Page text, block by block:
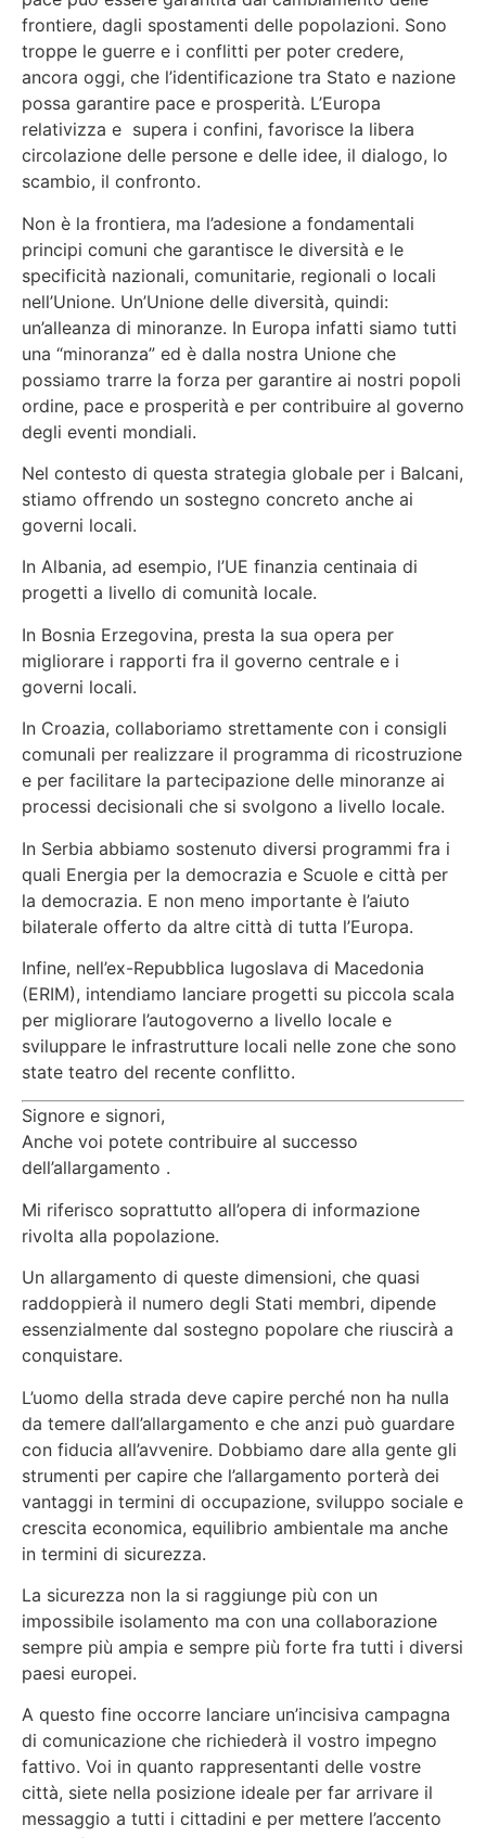
frontiere, dagli spostamenti delle popolazioni. Sono
troppe le guerre e i conflitti per poter credere,
ancora oggi, che l’identificazione tra Stato e nazione
possa garantire pace e prosperità. L’Europa
relativizza e supera i confini, favorisce la libera
circolazione delle persone e delle idee, il dialogo, lo
scambio, il confronto.
Non è la frontiera, ma l’adesione a fondamentali
principi comuni che garantisce le diversità e le
specificità nazionali, comunitarie, regionali o locali
nell’Unione. Un’Unione delle diversità, quindi:
un’alleanza di minoranze. In Europa infatti siamo tutti
una “minoranza” ed è dalla nostra Unione che
possiamo trarre la forza per garantire ai nostri popoli
ordine, pace e prosperità e per contribuire al governo
degli eventi mondiali.
Nel contesto di questa strategia globale per i Balcani,
stiamo offrendo un sostegno concreto anche ai
governi locali.
In Albania, ad esempio, l’UE finanzia centinaia di
progetti a livello di comunità locale.
In Bosnia Erzegovina, presta la sua opera per
migliorare i rapporti fra il governo centrale e i
governi locali.
In Croazia, collaboriamo strettamente con i consigli
comunali per realizzare il programma di ricostruzione
e per facilitare la partecipazione delle minoranze ai
processi decisionali che si svolgono a livello locale.
In Serbia abbiamo sostenuto diversi programmi fra i
quali Energia per la democrazia e Scuole e città per
la democrazia. E non meno importante è l’aiuto
bilaterale offerto da altre città di tutta l’Europa.
Infine, nell’ex-Repubblica Iugoslava di Macedonia
(ERIM), intendiamo lanciare progetti su piccola scala
per migliorare l’autogoverno a livello locale e
sviluppare le infrastrutture locali nelle zone che sono
state teatro del recente conflitto.
Signore e signori,
Anche voi potete contribuire al successo
dell’allargamento .
Mi riferisco soprattutto all’opera di informazione
rivolta alla popolazione.
Un allargamento di queste dimensioni, che quasi
raddoppierà il numero degli Stati membri, dipende
essenzialmente dal sostegno popolare che riuscirà a
conquistare.
L’uomo della strada deve capire perché non ha nulla
da temere dall’allargamento e che anzi può guardare
con fiducia all’avvenire. Dobbiamo dare alla gente gli
strumenti per capire che l’allargamento porterà dei
vantaggi in termini di occupazione, sviluppo sociale e
crescita economica, equilibrio ambientale ma anche
in termini di sicurezza.
La sicurezza non la si raggiunge più con un
impossibile isolamento ma con una collaborazione
sempre più ampia e sempre più forte fra tutti i diversi
paesi europei.
A questo fine occorre lanciare un’incisiva campagna
di comunicazione che richiederà il vostro impegno
fattivo. Voi in quanto rappresentanti delle vostre
città, siete nella posizione ideale per far arrivare il
messaggio a tutti i cittadini e per mettere l’accento